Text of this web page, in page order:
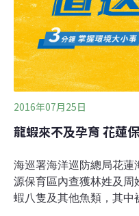
2016年07月25日
龍蝦來不及孕育 花蓮
海巡署海洋巡防總局花蓮
源保育區內查獲林姓及周
蝦八隻及其他魚類，其中